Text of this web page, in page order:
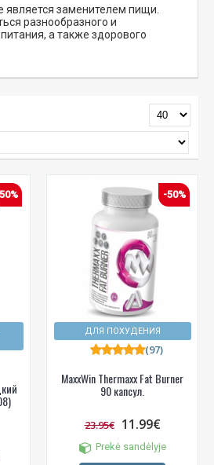
является заменителем пищи.
разнообразного и
а также здорового
ДЛЯ ПОХУДЕНИЯ
-50%
MaxxWin Thermaxx Fat Burner
90 капсул.
(97)
23.95€ 11.99€
Prekė sandėlyje